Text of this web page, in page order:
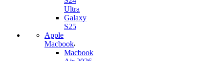
Ultra
Galaxy
S25
Apple
Macbook
Macbook